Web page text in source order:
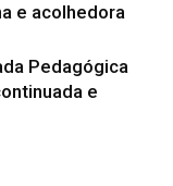
e acolhedora
Pedagógica
e